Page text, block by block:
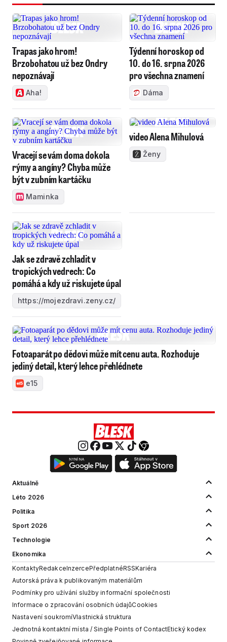
Trapas jako hrom!
Brzobohatou už bez Ondry
nepoznávají
Aha!
Týdenní horoskop od
10. do 16. srpna 2026
pro všechna znamení
Dáma
Vracejí se vám doma dokola
rýmy a angíny? Chyba může
být v zubním kartáčku
Maminka
video Alena Mihulová
Ženy
Jak se zdravě zchladit v
tropických vedrech: Co
pomáhá a kdy už riskujete úpal
https://mojezdravi.zeny.cz/
Fotoaparát po dědovi může mít cenu auta. Rozhoduje
jediný detail, který lehce přehlédnete
e15
Aktuálně
Léto 2026
Politika
Sport 2026
Technologie
Ekonomika
KontaktyRedakceInzercePředplatnéRSSKariéra
Autorská práva k publikovaným materiálům
Podmínky pro užívání služby informační společnosti
Informace o zpracování osobních údajůCookies
Nastavení soukromíVlastnická struktura
Jednotná kontaktní místa / Single Points of ContactEtický kodex